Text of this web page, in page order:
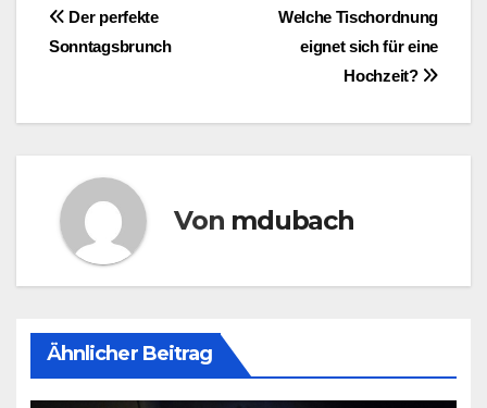
BeitragsnavigationWelche Tischordnung
eignet sich für eine
Hochzeit?
Der perfekte
Sonntagsbrunch
Von mdubach
Ähnlicher Beitrag